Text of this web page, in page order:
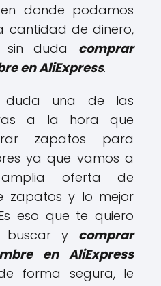
donde podamos
cantidad de dinero,
sin duda comprar
en AliExpress.
duda una de las
a la hora que
zapatos para
ya que vamos a
oferta de
zapatos y lo mejor
eso que te quiero
buscar y comprar
en AliExpress
forma segura, le